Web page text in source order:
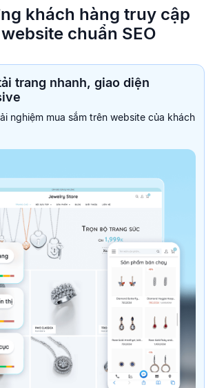
khách hàng truy cập
chuẩn SEO
trang nhanh, giao diện
nghiệm mua sắm trên website của khách